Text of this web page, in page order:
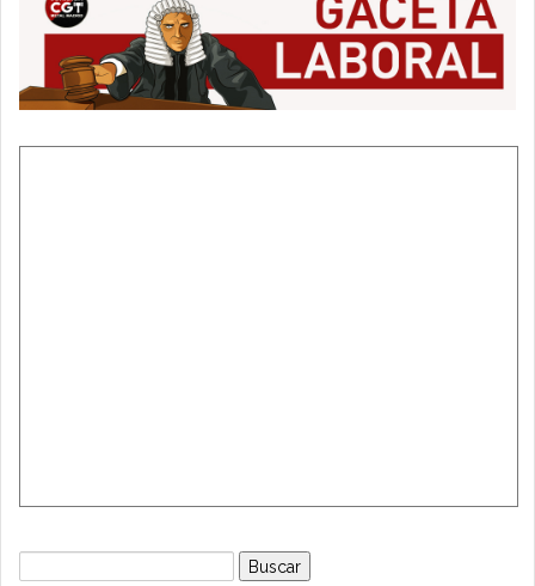
Buscar: